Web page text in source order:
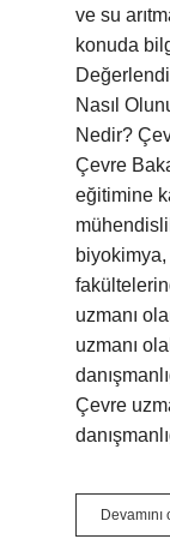
ve su
konuda
Nasıl
Nedir?
Çevre
eğitimine
uzmanı
uzmanı
Çevre